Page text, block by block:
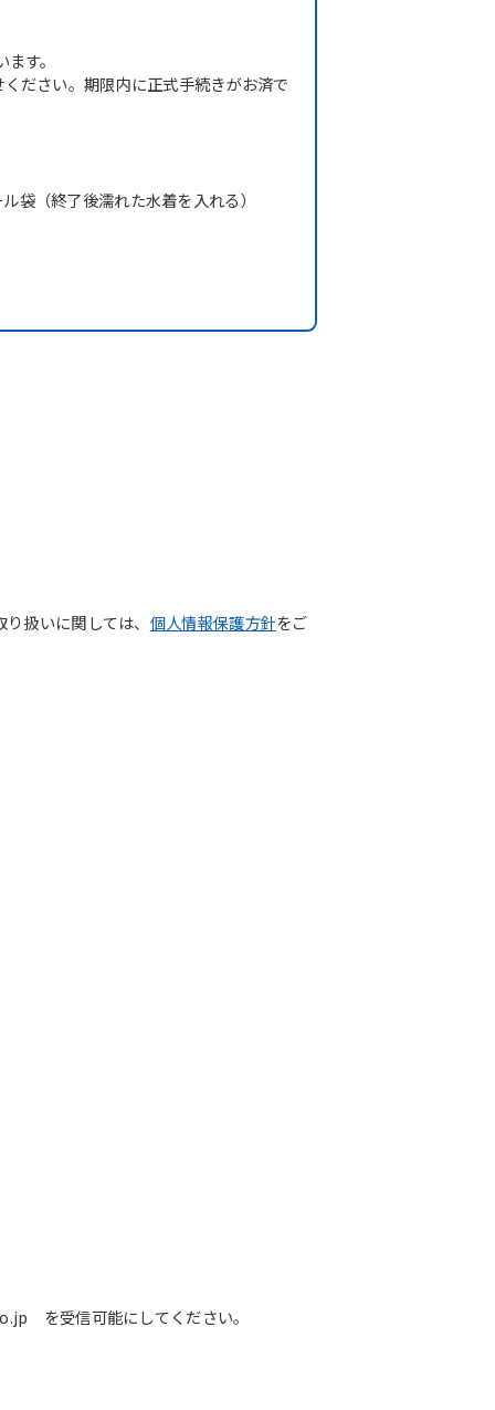
す。
ださい。期限内に正式手続きがお済で
（終了後濡れた水着を入れる）
扱いに関しては、 個人情報保護方針をご
を受信可能にしてください。